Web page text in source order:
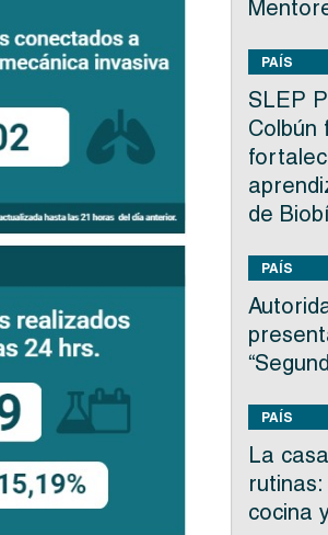
PAÍS
SLEP
Colbún
de
PAÍS
PAÍS
La
cocina